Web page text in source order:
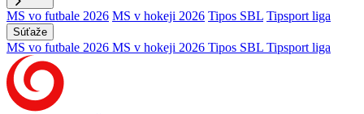
MS vo futbale 2026 MS v hokeji 2026 Tipos SBL Tipsport liga
Súťaže
MS vo futbale 2026 MS v hokeji 2026 Tipos SBL Tipsport liga